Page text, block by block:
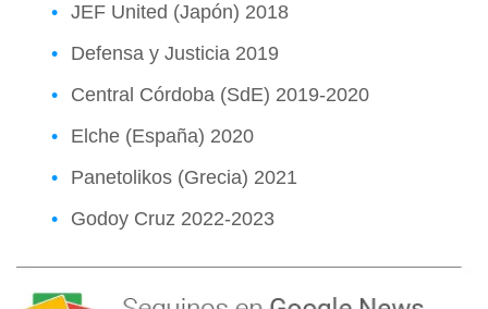
JEF United (Japón) 2018
Defensa y Justicia 2019
Central Córdoba (SdE) 2019-2020
Elche (España) 2020
Panetolikos (Grecia) 2021
Godoy Cruz 2022-2023